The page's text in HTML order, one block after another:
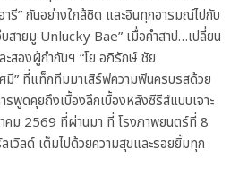
” กันอย่างใกล้ชิด และอินทุกอารมณ์ไปกับ
สายมู Unlucky Bae” เมื่อคำสาป…เปลี่ยน
ะสองผู้กำกับฯ “โย อภิรักษ์ ชัย
” ที่แท็กทีมมาเสิร์ฟความฟินครบรสด้วย
รพูดคุยถึงเบื้องลึกเบื้องหลังซีรีส์แบบเจาะ
ม 2569 ที่ผ่านมา ที่ โรงภาพยนตร์ที่ 8
เวิลด์ เต็มไปด้วยความสุขและรอยยิ้มทุก